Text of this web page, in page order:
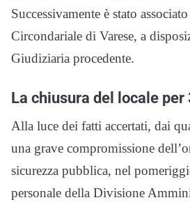
Successivamente è stato
Circondariale di Varese, a
Giudiziaria procedente.
La chiusura del locale
Alla luce dei fatti accertati, dai
una grave compromissione
sicurezza pubblica, nel
personale della Divisione